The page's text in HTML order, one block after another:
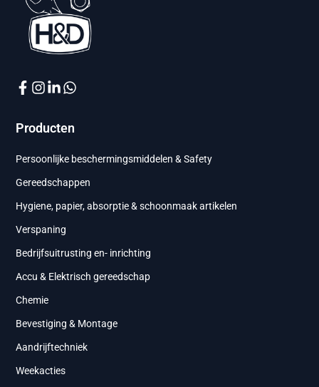
Producten
Persoonlijke beschermingsmiddelen & Safety
Gereedschappen
Hygiene, papier, absorptie & schoonmaak artikelen
Verspaning
Bedrijfsuitrusting en- inrichting
Accu & Elektrisch gereedschap
Chemie
Bevestiging & Montage
Aandrijftechniek
Weekacties